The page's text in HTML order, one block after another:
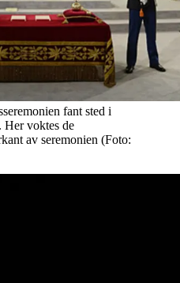
fant sted i
voktes de
av seremonien (Foto: